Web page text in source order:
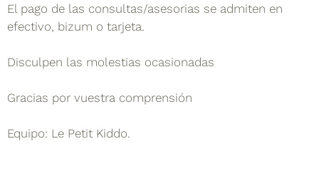
El pago de las consultas/asesorias se admiten en
efectivo, bizum o tarjeta.
Disculpen las molestias ocasionadas
Gracias por vuestra comprensión
Equipo: Le Petit Kiddo.